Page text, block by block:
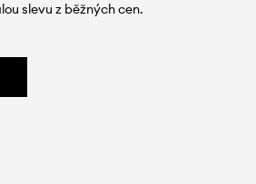
slevu z běžných cen.